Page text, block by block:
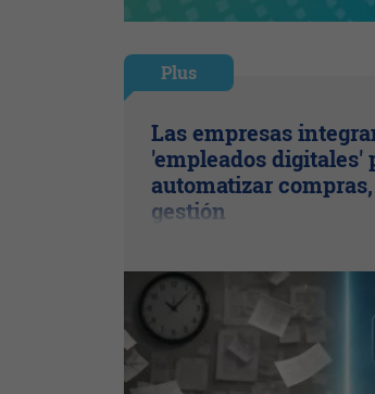
Plus
Las empresas
'empleados digitales'
automatizar
gestión